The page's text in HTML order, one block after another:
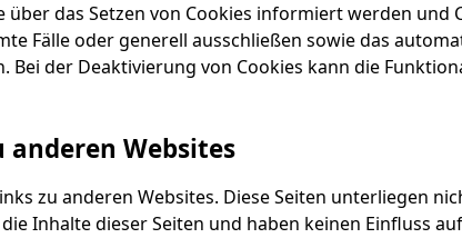
über das Setzen von Cookies informiert werden und
Fälle oder generell ausschließen sowie das
Bei der Deaktivierung von Cookies kann die
Websites
zu anderen Websites. Diese Seiten unterliegen
Inhalte dieser Seiten und haben keinen Einfluss